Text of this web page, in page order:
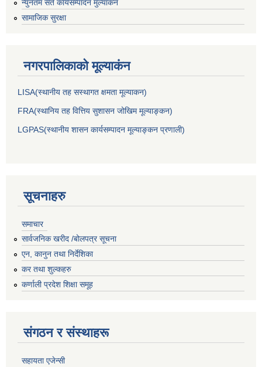
न्युनतम सर्त कार्यसम्पादन मुल्यांकन
सामाजिक सुरक्षा
नगरपालिकाकाे मूल्याकंन
LISA(स्थानीय तह सस्थागत क्षमता मूल्याक‌न)
FRA(स्थानिय तह वित्तिय सुशासन जोखिम मूल्याङ्कन)
LGPAS(स्थानीय शासन कार्यसम्पादन मूल्याङ्कन प्रणाली)
सूचनाहरु
समाचार
सार्वजनिक खरीद /बोलपत्र सूचना
एन, कानुन तथा निर्देशिका
कर तथा शुल्कहरु
कर्णाली प्रदेश शिक्षा समूह
संगठन र संस्थाहरू
सहायता एजेन्सी